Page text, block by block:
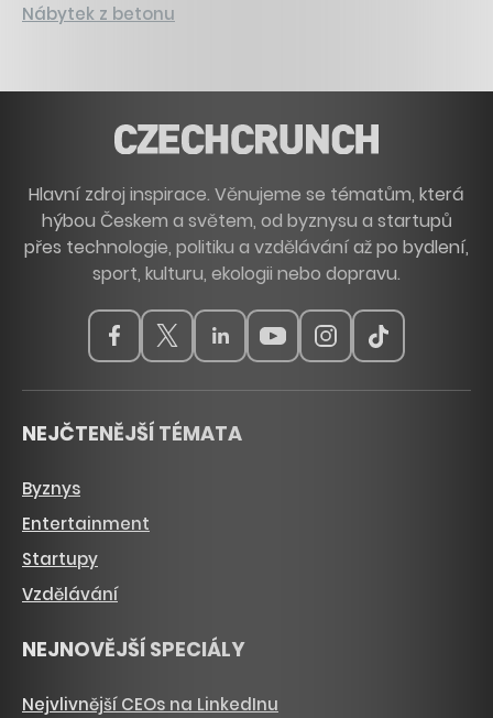
Nábytek z betonu
Hlavní zdroj inspirace. Věnujeme se tématům, která
hýbou Českem a světem, od byznysu a startupů
přes technologie, politiku a vzdělávání až po bydlení,
sport, kulturu, ekologii nebo dopravu.
NEJČTENĚJŠÍ TÉMATA
Byznys
Entertainment
Startupy
Vzdělávání
NEJNOVĚJŠÍ SPECIÁLY
Nejvlivnější CEOs na LinkedInu